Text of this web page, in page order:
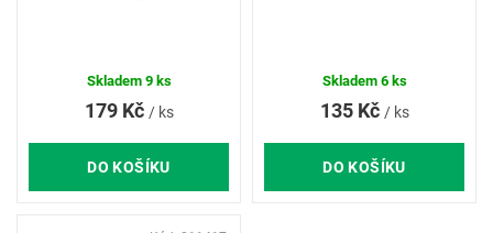
179 Kč / ks
DO KOŠÍKU
Skladem 9 ks
135 Kč / ks
DO KOŠÍKU
Skladem 6 ks